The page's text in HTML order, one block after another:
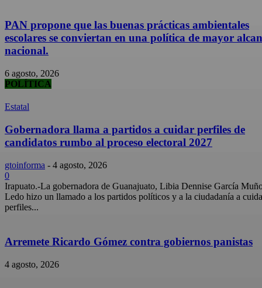
PAN propone que las buenas prácticas ambientales
escolares se conviertan en una política de mayor
nacional.
6 agosto, 2026
POLÍTICA
Estatal
Gobernadora llama a partidos a cuidar perfiles de
candidatos rumbo al proceso electoral 2027
gtoinforma - 4 agosto, 2026
0
Irapuato.-La gobernadora de Guanajuato, Libia Dennise García
Ledo hizo un llamado a los partidos políticos y a la ciudadanía a
perfiles...
Arremete Ricardo Gómez contra gobiernos panistas
4 agosto, 2026